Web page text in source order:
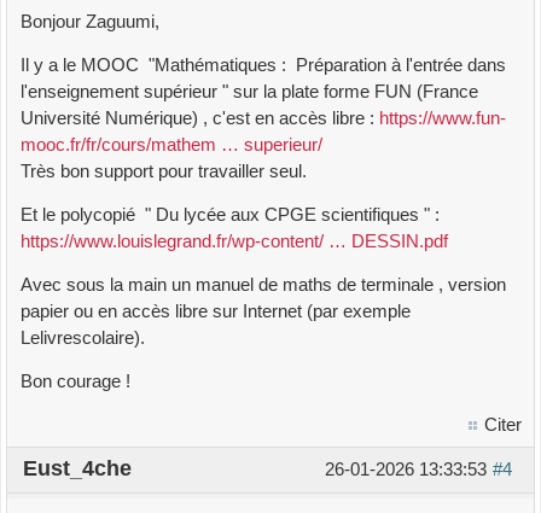
Bonjour Zaguumi,
Il y a le MOOC "Mathématiques : Préparation à l'entrée dans
l'enseignement supérieur " sur la plate forme FUN (France
Université Numérique) , c'est en accès libre : https://www.fun-
mooc.fr/fr/cours/mathem … superieur/
Très bon support pour travailler seul.
Et le polycopié " Du lycée aux CPGE scientifiques " :
https://www.louislegrand.fr/wp-content/ … DESSIN.pdf
Avec sous la main un manuel de maths de terminale , version
papier ou en accès libre sur Internet (par exemple
Lelivrescolaire).
Bon courage !
Citer
#4
26-01-2026 13:33:53
Eust_4che